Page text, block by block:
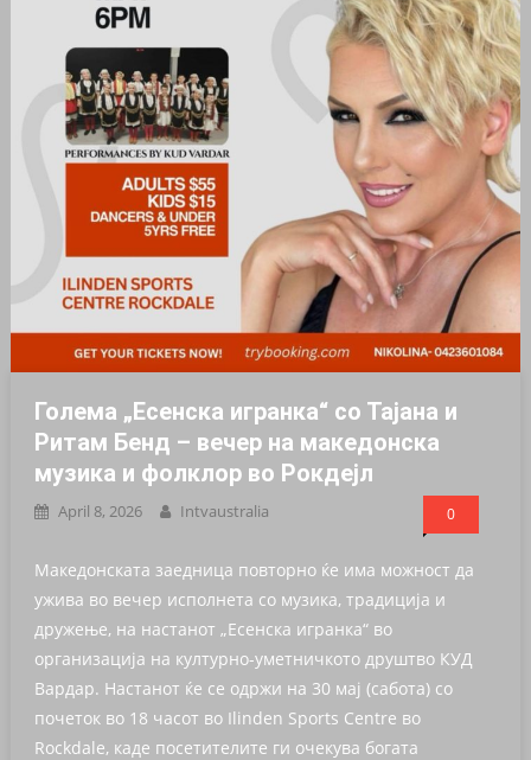
Голема „Есенска игранка“ со Тајана и
Ритам Бенд – вечер на македонска
музика и фолклор во Рокдејл
April 8, 2026 Intvaustralia 0
Македонската заедница повторно ќе има можност да
ужива во вечер исполнета со музика, традиција и
дружење, на настанот „Есенска игранка“ во
организација на културно-уметничкото друштво КУД
Вардар. Настанот ќе се одржи на 30 мај (сабота) со
почеток во 18 часот во Ilinden Sports Centre во
Rockdale, каде посетителите ги очекува богата